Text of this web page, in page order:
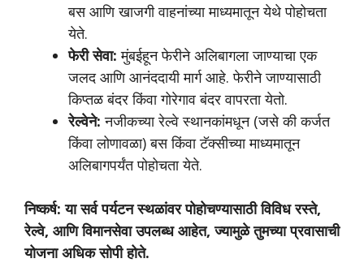
बस आणि खाजगी वाहनांच्या माध्यमातून येथे पोहोचता
येते.
फेरी सेवा: मुंबईहून फेरीने अलिबागला जाण्याचा एक
जलद आणि आनंददायी मार्ग आहे. फेरीने जाण्यासाठी
किप्तळ बंदर किंवा गोरेगाव बंदर वापरता येतो.
रेल्वेने: नजीकच्या रेल्वे स्थानकांमधून (जसे की कर्जत
किंवा लोणावळा) बस किंवा टॅक्सीच्या माध्यमातून
अलिबागपर्यंत पोहोचता येते.
निष्कर्ष: या सर्व पर्यटन स्थळांवर पोहोचण्यासाठी विविध रस्ते,
रेल्वे, आणि विमानसेवा उपलब्ध आहेत, ज्यामुळे तुमच्या प्रवासाची
योजना अधिक सोपी होते.